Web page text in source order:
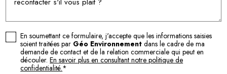
En soumettant ce formulaire, j'accepte que les informations saisies
soient traitées par Géo Environnement dans le cadre de ma
demande de contact et de la relation commerciale qui peut en
découler.En savoir plus en consultant notre politique de
confidentialité.*